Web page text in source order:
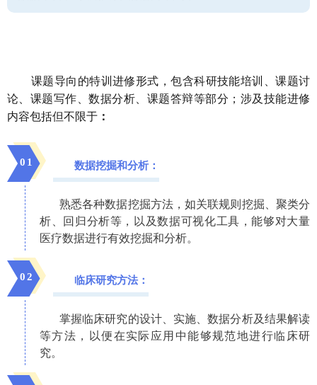
课题导向的特训进修形式，包含科研技能培训、课题讨
论、课题写作、数据分析、课题答辩等部分；涉及技能进修
内容包括但不限于 ：
0 1 数据挖掘和分析：
熟悉各种数据挖掘方法，如关联规则挖掘、聚类分
析、回归分析等，以及数据可视化工具，能够对大量
医疗数据进行有效挖掘和分析。
02 临床研究方法：
掌握临床研究的设计、实施、数据分析及结果解读
等方法，以便在实际应用中能够规范地进行临床研
究。